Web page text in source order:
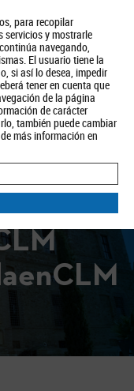
para recopilar
servicios y mostrarle
navegando,
El usuario tiene la
si así lo desea, impedir
tener en cuenta que
de la página
de carácter
también puede cambiar
más información en
de Privacidad Aviso Legal
Política de Cookies
BUSCAR